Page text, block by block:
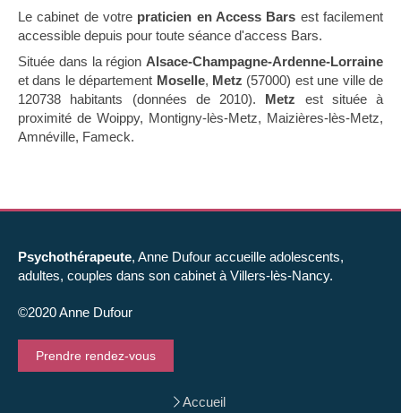
Le cabinet de votre praticien en Access Bars est facilement
accessible depuis pour toute séance d'access Bars.
Située dans la région Alsace-Champagne-Ardenne-Lorraine
et dans le département Moselle, Metz (57000) est une ville de
120738 habitants (données de 2010). Metz est située à
proximité de Woippy, Montigny-lès-Metz, Maizières-lès-Metz,
Amnéville, Fameck.
Psychothérapeute, Anne Dufour accueille adolescents,
adultes, couples dans son cabinet à Villers-lès-Nancy.
©2020 Anne Dufour
Prendre rendez-vous
Accueil